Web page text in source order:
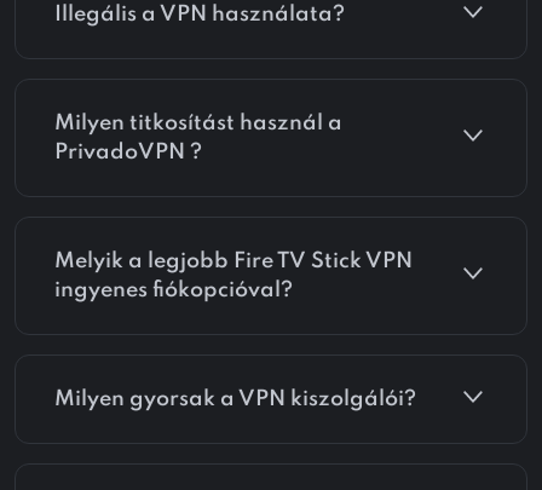
Illegális a VPN használata?
Milyen titkosítást használ a
PrivadoVPN ?
Melyik a legjobb Fire TV Stick VPN
ingyenes fiókopcióval?
Milyen gyorsak a VPN kiszolgálói?